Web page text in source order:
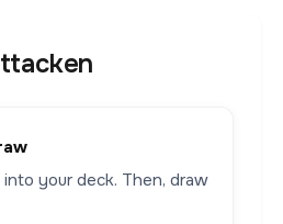
your deck. Then, draw